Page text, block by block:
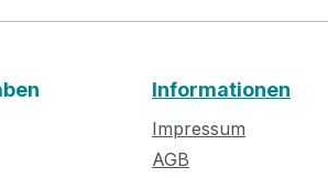
Informationen
Impressum
AGB